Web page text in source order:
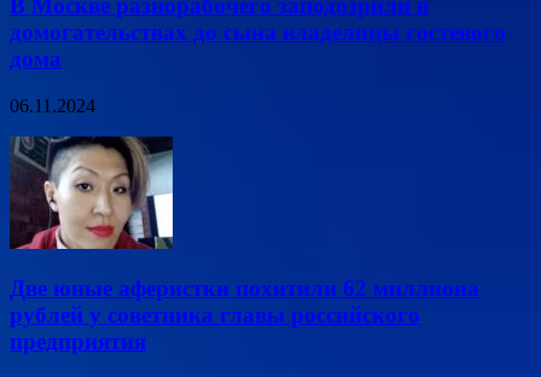
В Москве разнорабочего заподозрили в
домогательствах до сына владелицы гостевого
дома
06.11.2024
Две юные аферистки похитили 62 миллиона
рублей у советника главы российского
предприятия